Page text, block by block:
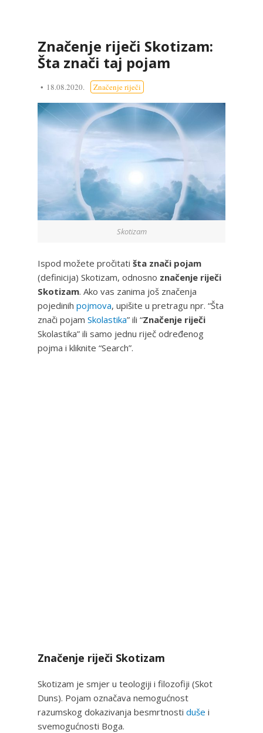
Značenje riječi Skotizam:
Šta znači taj pojam
18.08.2020. Značenje riječi
Skotizam
Ispod možete pročitati šta znači pojam
(definicija) Skotizam, odnosno značenje riječi
Skotizam. Ako vas zanima još značenja
pojedinih pojmova, upišite u pretragu npr. “Šta
znači pojam Skolastika” ili “Značenje riječi
Skolastika” ili samo jednu riječ određenog
pojma i kliknite “Search”.
Značenje riječi Skotizam
Skotizam je smjer u teologiji i filozofiji (Skot
Duns). Pojam označava nemogućnost
razumskog dokazivanja besmrtnosti duše i
svemogućnosti Boga.